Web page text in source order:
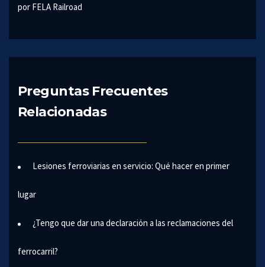
por FELA Railroad
Preguntas Frecuentes
Relacionadas
Lesiones ferroviarias en servicio: Qué hacer en primer
lugar
¿Tengo que dar una declaración a las reclamaciones del
ferrocarril?